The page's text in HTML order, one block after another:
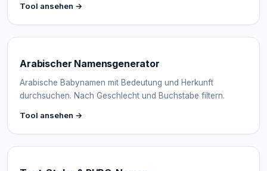
Tool ansehen →
Arabischer Namensgenerator
Arabische Babynamen mit Bedeutung und Herkunft
durchsuchen. Nach Geschlecht und Buchstabe filtern.
Tool ansehen →